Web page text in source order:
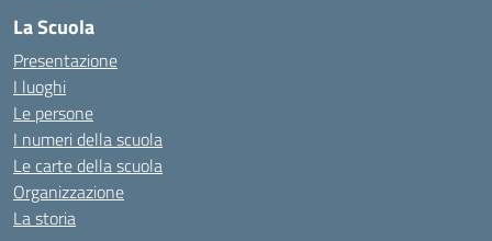
La Scuola
Presentazione
I luoghi
Le persone
I numeri della scuola
Le carte della scuola
Organizzazione
La storia